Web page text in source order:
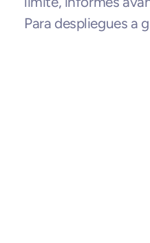
Para despliegues a